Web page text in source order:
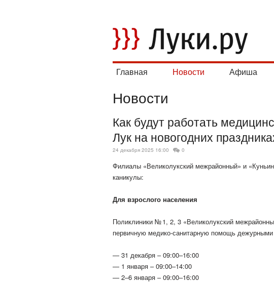
Главная Новости Афиша
Новости
Как будут работать
Лук на новогодних
24 декабря 2025 16:00 0
Филиалы «Великолукский межрайонный» и
каникулы:
Для взрослого населения
Поликлиники № 1, 2, 3 «Великолукский
первичную медико-санитарную помощь
— 31 декабря – 09:00–16:00
— 1 января – 09:00–14:00
— 2–6 января – 09:00–16:00